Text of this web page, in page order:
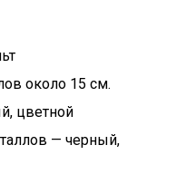
около 15 см.
цветной
— черный,